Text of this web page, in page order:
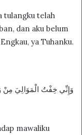
tulangku telah
dan aku belum
ya Tuhanku.
وَإِنِّي خِفْتُ الْمَوَالِيَ مِنْ
mawaliku